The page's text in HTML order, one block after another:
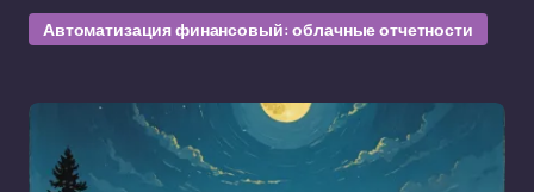
Автоматизация финансовый: облачные отчетности